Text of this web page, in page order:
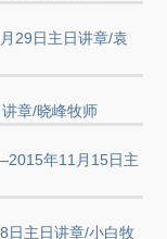
29日主日讲章/袁
章/晓峰牧师
年11月15日主
主日讲章/小白牧